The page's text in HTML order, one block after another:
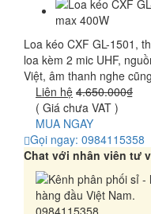
Loa kéo CXF GL-1501,
loa kèm 2 mic UHF,
Việt, âm thanh nghe
Liên hệ 4.650.000₫
( Giá chưa VAT )
MUA NGAY
Gọi ngay: 0984115358
Chat với nhân viên tư
0984115358